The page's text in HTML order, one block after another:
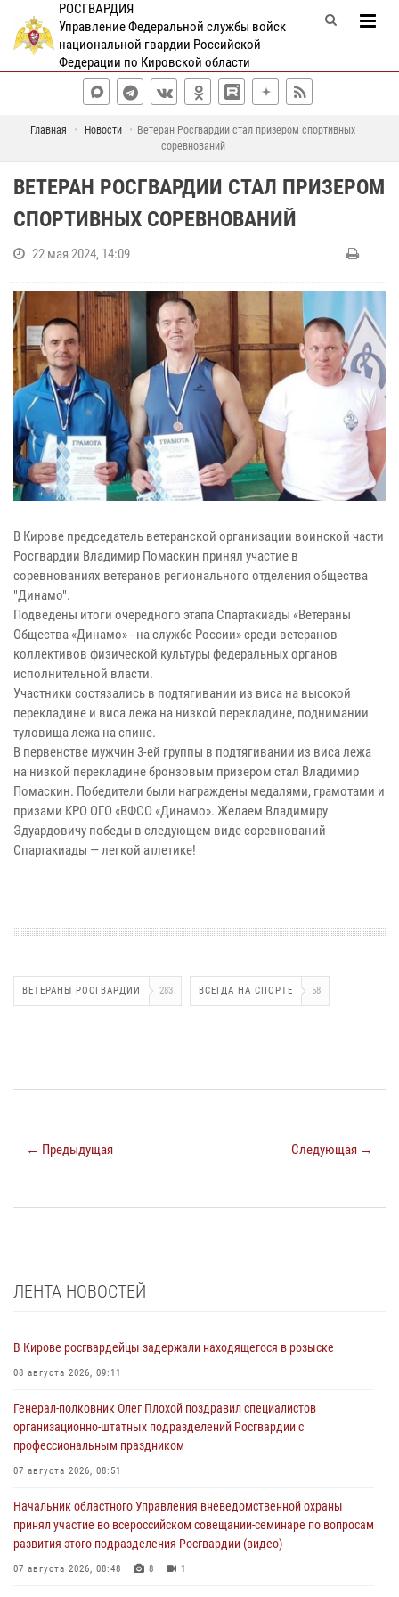
РОСГВАРДИЯ
Управление Федеральной службы войск
национальной гвардии Российской
Федерации по Кировской области
Главная Новости
Ветеран Росгвардии стал призером спортивных
соревнований
ВЕТЕРАН РОСГВАРДИИ СТАЛ ПРИЗЕРОМ
СПОРТИВНЫХ СОРЕВНОВАНИЙ
22 мая 2024, 14:09
В Кирове председатель ветеранской организации воинской части
Росгвардии Владимир Помаскин принял участие в
соревнованиях ветеранов регионального отделения общества
"Динамо".
Подведены итоги очередного этапа Спартакиады «Ветераны
Общества «Динамо» - на службе России» среди ветеранов
коллективов физической культуры федеральных органов
исполнительной власти.
Участники состязались в подтягивании из виса на высокой
перекладине и виса лежа на низкой перекладине, поднимании
туловища лежа на спине.
В первенстве мужчин 3-ей группы в подтягивании из виса лежа
на низкой перекладине бронзовым призером стал Владимир
Помаскин. Победители были награждены медалями, грамотами и
призами КРО ОГО «ВФСО «Динамо». Желаем Владимиру
Эдуардовичу победы в следующем виде соревнований
Спартакиады — легкой атлетике!
ВЕТЕРАНЫ РОСГВАРДИИ 283 ВСЕГДА НА СПОРТЕ 58
← Предыдущая Следующая →
ЛЕНТА НОВОСТЕЙ
В Кирове росгвардейцы задержали находящегося в розыске
08 августа 2026, 09:11
Генерал-полковник Олег Плохой поздравил специалистов
организационно-штатных подразделений Росгвардии с
профессиональным праздником
07 августа 2026, 08:51
Начальник областного Управления вневедомственной охраны
принял участие во всероссийском совещании-семинаре по вопросам
развития этого подразделения Росгвардии (видео)
07 августа 2026, 08:48 8 1